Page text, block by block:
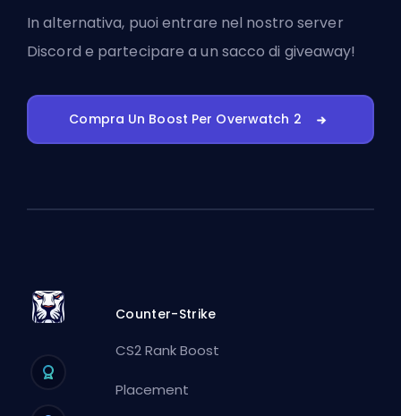
In alternativa, puoientrare nel nostro server
Discord e partecipare a un sacco di giveaway!
Compra Un Boost Per Overwatch 2
Counter-Strike
CS2 Rank Boost
Placement